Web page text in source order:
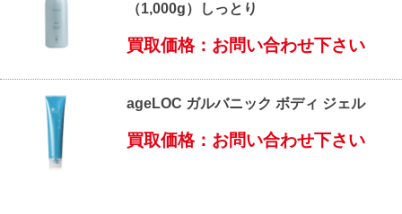
（1,000g）しっとり
買取価格：お問い合わせ下さい
ageLOC ガルバニック ボディ ジェル
買取価格：お問い合わせ下さい